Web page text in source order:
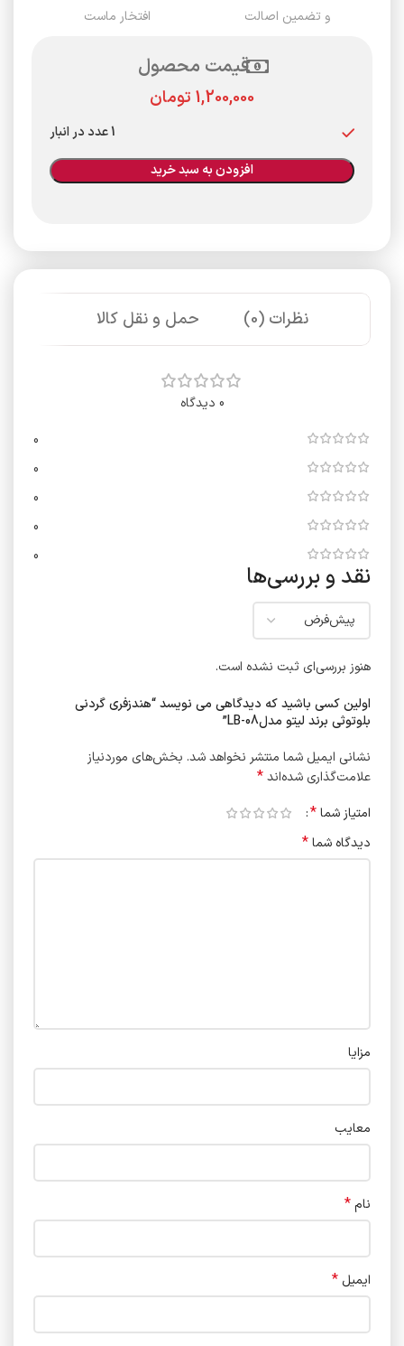
و تضمین اصالت افتخار ماست
قیمت محصول
تومان
1 عدد در انبار
افزودن به سبد خرید
نظرات (0) حمل و نقل کالا
0 دیدگاه
0
0
0
0
0
نقد و بررسی‌ها
هنوز بررسی‌ای ثبت نشده است.
اولین کسی باشید که دیدگاهی می نویسد “هندزفری گردنی
بلوتوثی برند لیتو مدلLB-08”
نشانی ایمیل شما منتشر نخواهد شد. بخش‌های موردنیاز
علامت‌گذاری شده‌اند*
امتیاز شما*
دیدگاه شما*
مزایا
معایب
نام*
ایمیل *